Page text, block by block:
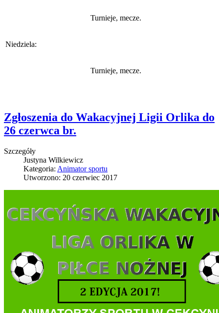
Turnieje, mecze.
Niedziela:
Turnieje, mecze.
Zgłoszenia do Wakacyjnej Ligii Orlika do
26 czerwca br.
Szczegóły
Justyna Wilkiewicz
Kategoria: Animator sportu
Utworzono: 20 czerwiec 2017